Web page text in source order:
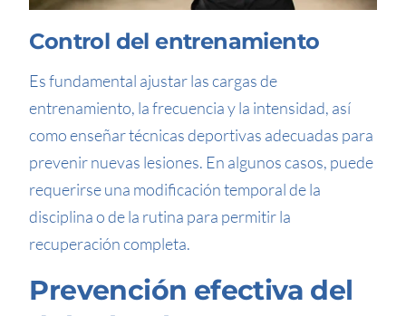
Control del entrenamiento
Es fundamental ajustar las cargas de
entrenamiento, la frecuencia y la intensidad, así
como enseñar técnicas deportivas adecuadas para
prevenir nuevas lesiones. En algunos casos, puede
requerirse una modificación temporal de la
disciplina o de la rutina para permitir la
recuperación completa.
Prevención efectiva del